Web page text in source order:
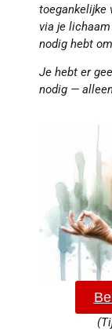
toegankelijke
via je
nodig hebt
Je hebt er
nodig —